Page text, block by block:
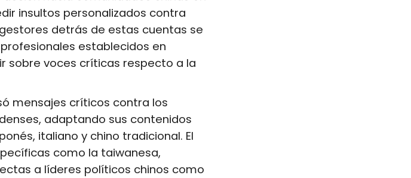
insultos personalizados contra
detrás de estas cuentas se
establecidos en
sobre voces críticas respecto a la
mensajes críticos contra los
adaptando sus contenidos
italiano y chino tradicional. El
como la taiwanesa,
a líderes políticos chinos como